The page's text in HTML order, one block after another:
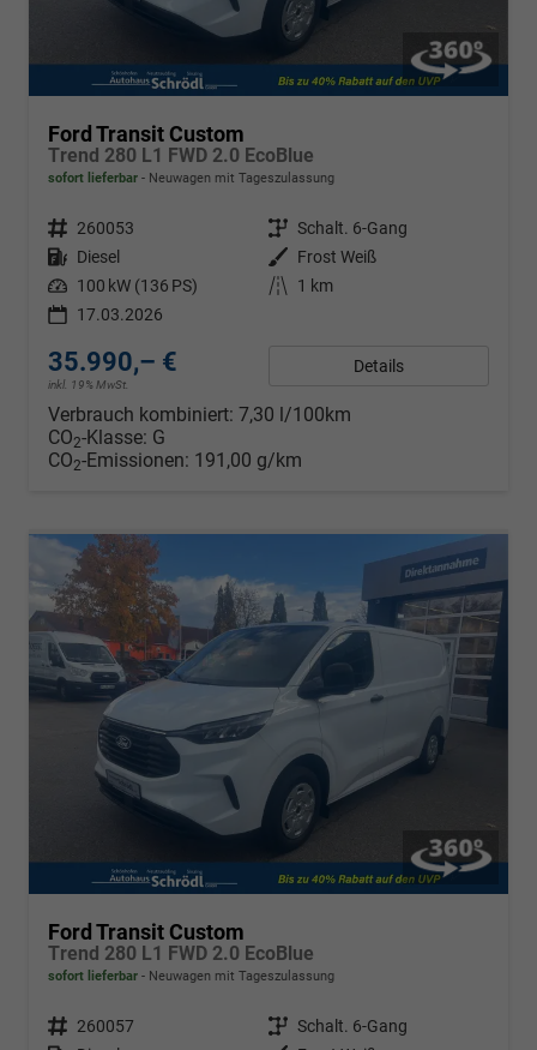
Ford Transit Custom
Trend 280 L1 FWD 2.0 EcoBlue
sofort lieferbar Neuwagen mit Tageszulassung
Fahrzeugnr. 260053 Getriebe Schalt. 6-Gang
Kraftstoff Diesel Außenfarbe Frost Weiß
Leistung 100 kW (136 PS) Kilometerstand
1 km
17.03.2026
35.990,– €
inkl. 19% MwSt.
Details
Verbrauch kombiniert: 7,30 l/100km
CO2-Klasse: G
CO2-Emissionen: 191,00 g/km
Ford Transit Custom
Trend 280 L1 FWD 2.0 EcoBlue
sofort lieferbar Neuwagen mit Tageszulassung
Fahrzeugnr. 260057 Getriebe Schalt. 6-Gang